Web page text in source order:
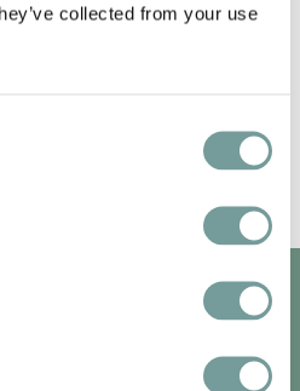
collected from your use
ONLY